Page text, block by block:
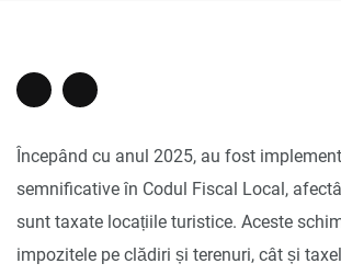
Începând cu anul 2025, au fost
semnificative în Codul Fiscal Local,
sunt taxate locațiile turistice. Aceste
impozitele pe clădiri și terenuri, cât și